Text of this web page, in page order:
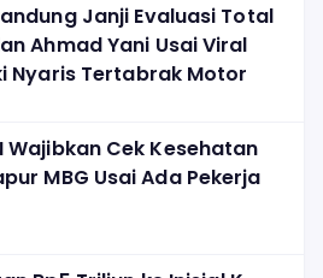
Janji Evaluasi Total
Ahmad Yani Usai Viral
Nyaris Tertabrak Motor
Wajibkan Cek Kesehatan
MBG Usai Ada Pekerja